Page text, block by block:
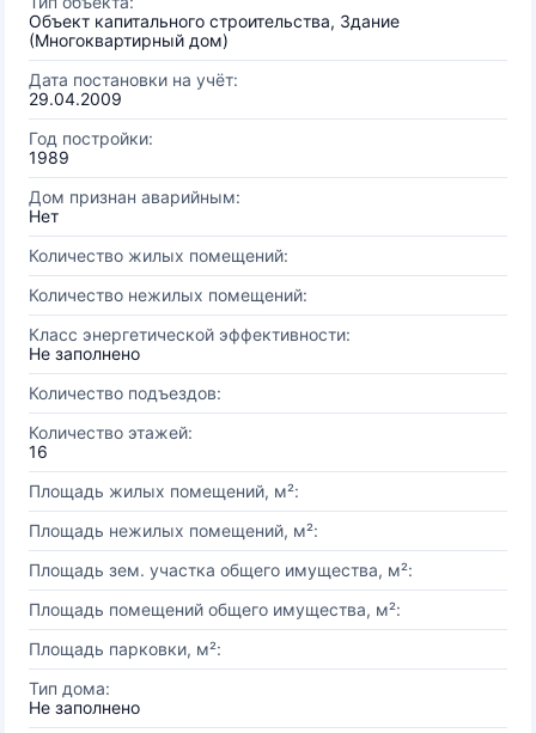
Объект капитального строительства, Здание
(Многоквартирный дом)
Дата постановки на учёт:
29.04.2009
Год постройки:
1989
Дом признан аварийным:
Нет
Количество жилых помещений:
Количество нежилых помещений:
Класс энергетической эффективности:
Не заполнено
Количество подъездов:
Количество этажей:
16
Площадь жилых помещений, м²:
Площадь нежилых помещений, м²:
Площадь зем. участка общего имущества, м²:
Площадь помещений общего имущества, м²:
Площадь парковки, м²:
Тип дома:
Не заполнено